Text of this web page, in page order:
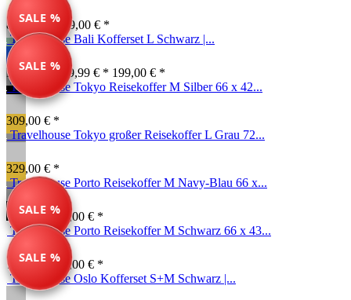
SALE %
84,99 € *169,00 € *
SALE %
Travelhouse Bali Kofferset L Schwarz |...
Farben ab: 79,99 € * 199,00 € *
Travelhouse Tokyo Reisekoffer M Silber 66 x 42...
309,00 € *
Travelhouse Tokyo großer Reisekoffer L Grau 72...
329,00 € *
SALE %
Travelhouse Porto Reisekoffer M Navy-Blau 66 x...
79,99 € *89,00 € *
SALE %
Travelhouse Porto Reisekoffer M Schwarz 66 x 43...
79,99 € *89,00 € *
Travelhouse Oslo Kofferset S+M Schwarz |...